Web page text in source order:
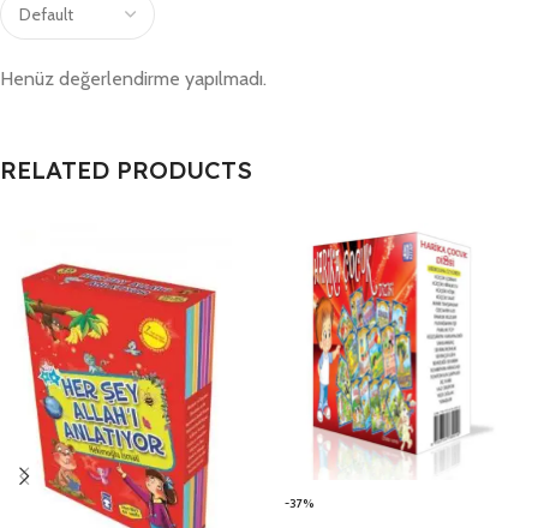
Henüz değerlendirme yapılmadı.
RELATED PRODUCTS
-37%